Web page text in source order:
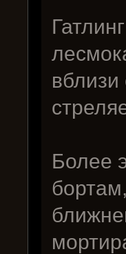
Более